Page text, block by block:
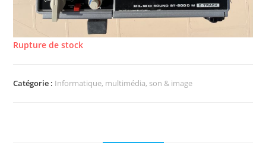
Rupture de stock
Catégorie : Informatique, multimédia, son & image